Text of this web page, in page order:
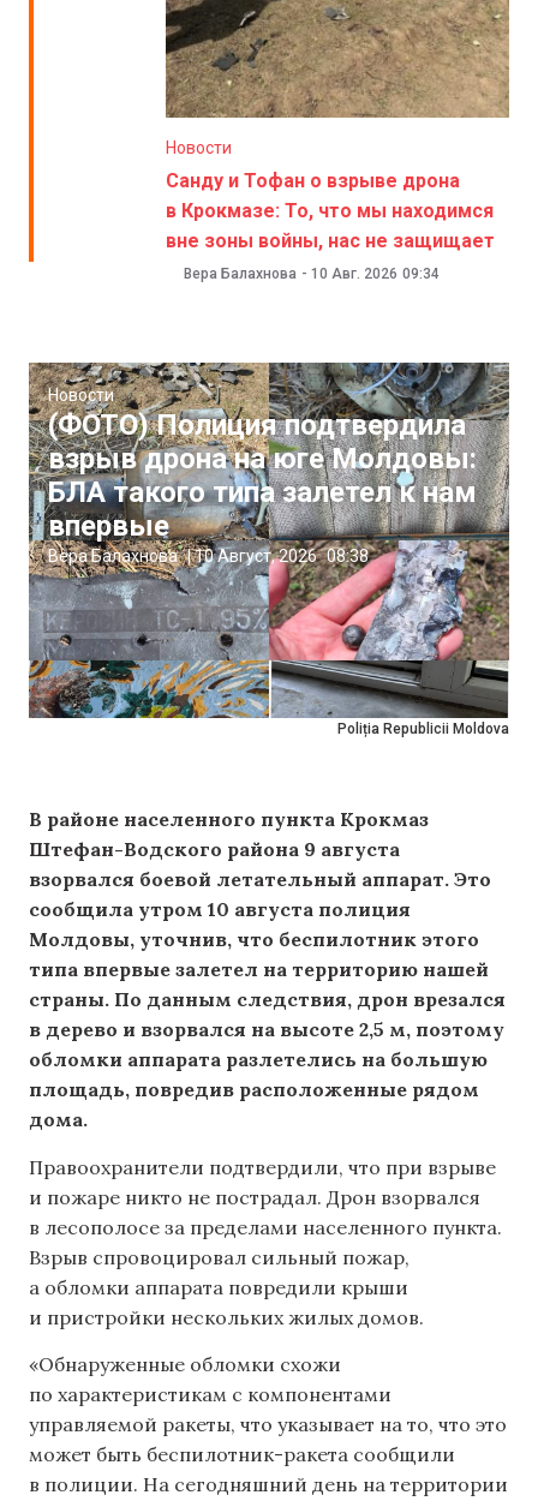
Новости
Санду и Тофан о взрыве дрона
в Крокмазе: То, что мы находимся
вне зоны войны, нас не защищает
Вера Балахнова - 10 Авг. 2026 09:34
Poliția Republicii Moldova
Новости
(ФОТО) Полиция подтвердила
взрыв дрона на юге Молдовы:
БЛА такого типа залетел к нам
впервые
Вера Балахнова |10 Август, 2026 08:38
В районе населенного пункта Крокмаз
Штефан-Водского района 9 августа
взорвался боевой летательный аппарат. Это
сообщила утром 10 августа полиция
Молдовы, уточнив, что беспилотник этого
типа впервые залетел на территорию нашей
страны. По данным следствия, дрон врезался
в дерево и взорвался на высоте 2,5 м, поэтому
обломки аппарата разлетелись на большую
площадь, повредив расположенные рядом
дома.
Правоохранители подтвердили, что при взрыве
и пожаре никто не пострадал. Дрон взорвался
в лесополосе за пределами населенного пункта.
Взрыв спровоцировал сильный пожар,
а обломки аппарата повредили крыши
и пристройки нескольких жилых домов.
«Обнаруженные обломки схожи
по характеристикам с компонентами
управляемой ракеты, что указывает на то, что это
может быть беспилотник-ракета сообщили
в полиции. На сегодняшний день на территории